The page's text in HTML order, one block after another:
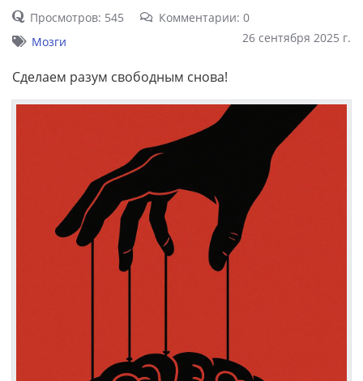
Просмотров: 545
Комментарии: 0
26 сентября 2025 г.
Мозги
Сделаем разум свободным снова!